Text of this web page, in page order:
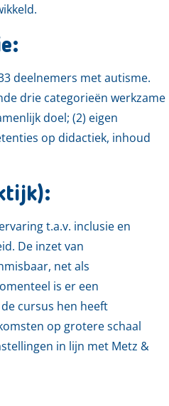
deelnemers met autisme.
drie categorieën werkzame
doel; (2) eigen
op didactiek, inhoud
t.a.v. inclusie en
De inzet van
net als
is er een
cursus hen heeft
op grotere schaal
in lijn met Metz &